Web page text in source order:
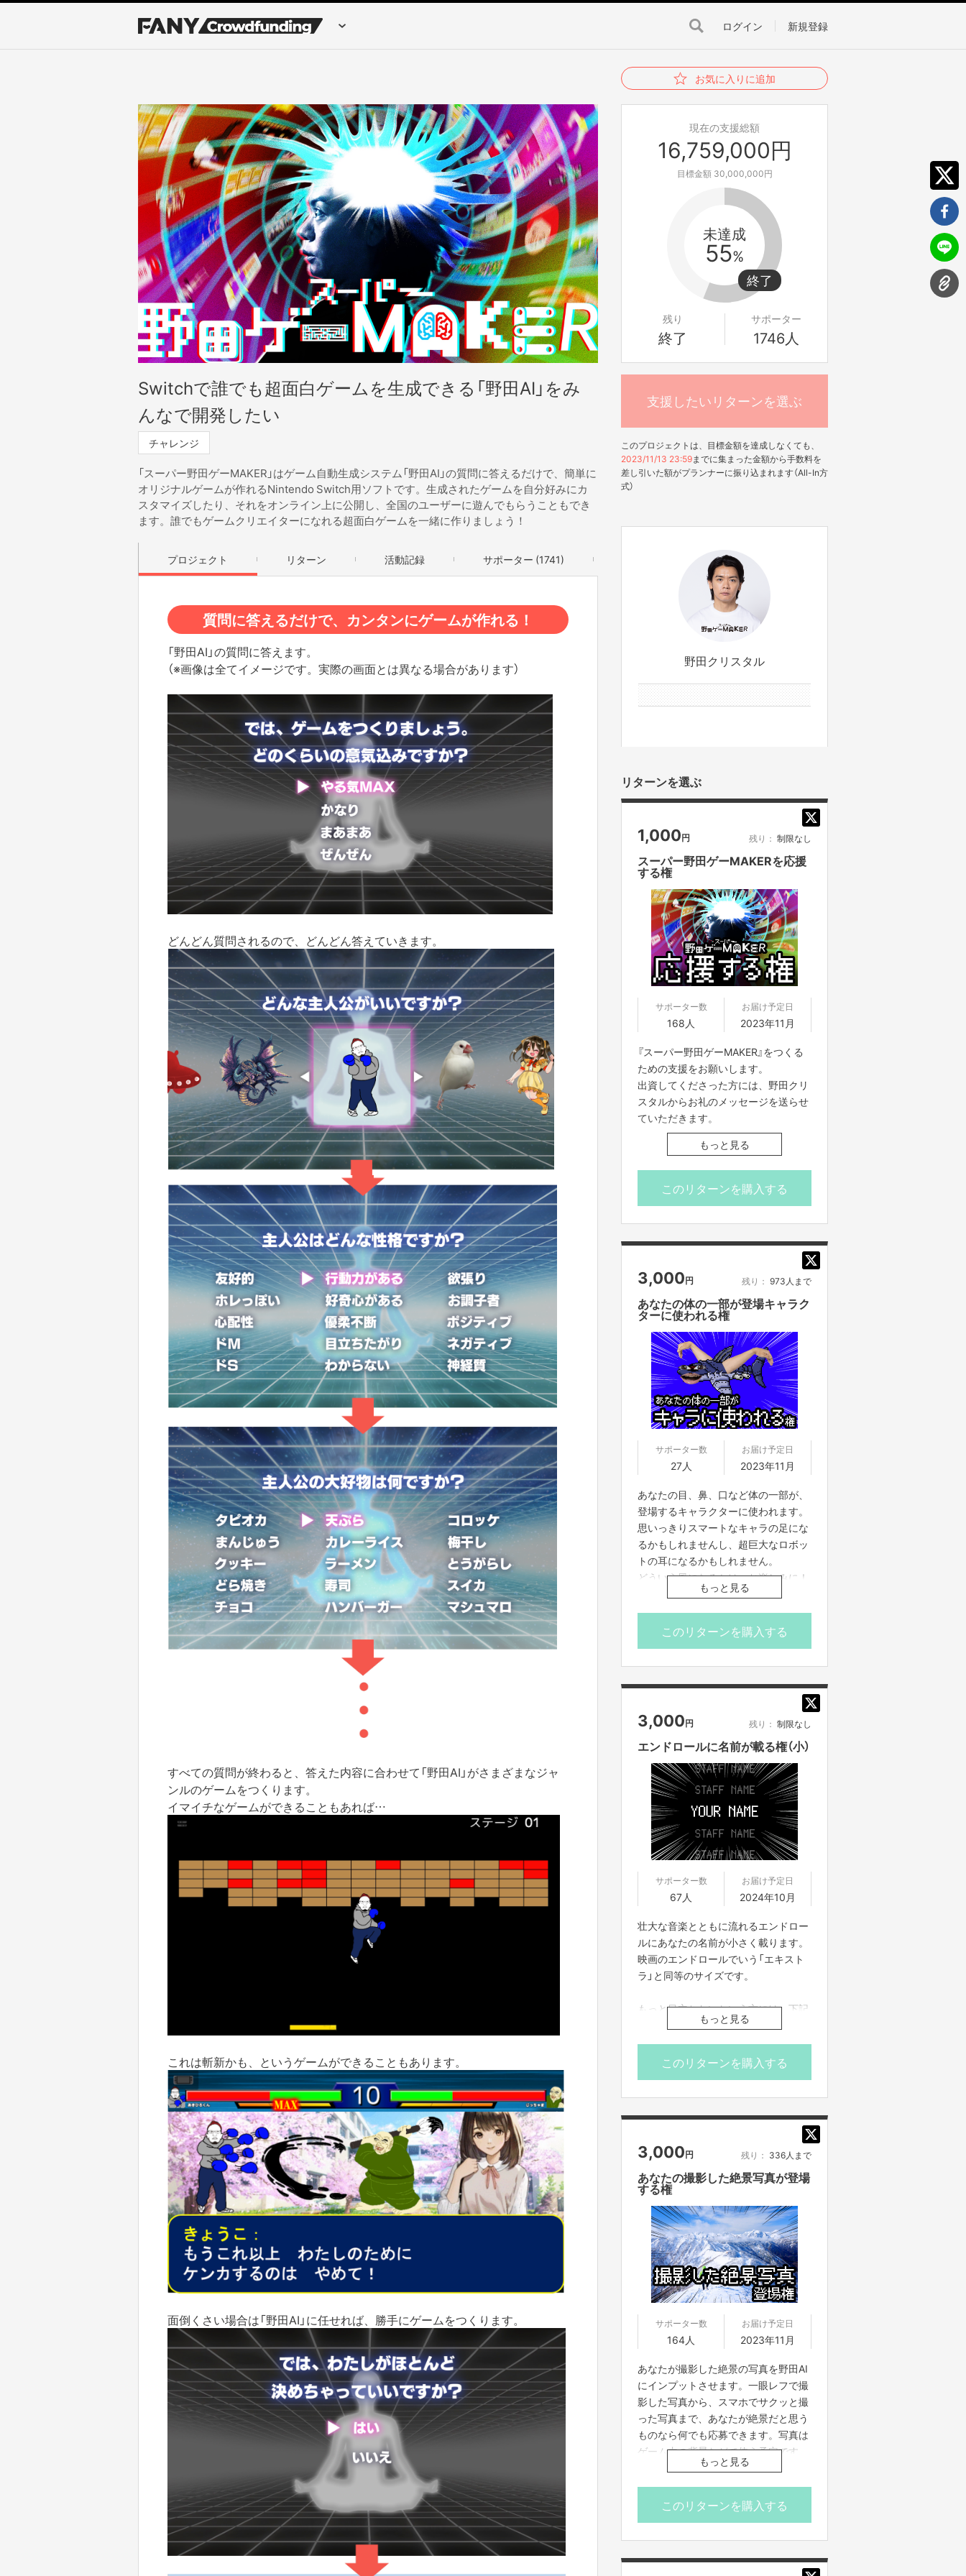
ログイン 新規登録
お気に入りに追加
Switchで誰でも超面白ゲームを生成できる「野田AI」をみ
んなで開発したい
チャレンジ
「スーパー野田ゲーMAKER」はゲーム自動生成システム「野田AI」の質問に答えるだけで、簡単に
オリジナルゲームが作れるNintendo Switch用ソフトです。生成されたゲームを自分好みにカ
スタマイズしたり、それをオンライン上に公開し、全国のユーザーに遊んでもらうこともでき
ます。誰でもゲームクリエイターになれる超面白ゲームを一緒に作りましょう！
現在の支援総額
16,759,000円
目標金額 30,000,000円
未達成
55%
残り
終了
サポーター
1746人
支援したいリターンを選ぶ
このプロジェクトは、目標金額を達成しなくても、
2023/11/13 23:59までに集まった金額から手数料を
差し引いた額がプランナーに振り込まれます（All-In方
式）
プロジェクト リターン 活動記録 サポーター (1741)
質問に答えるだけで、カンタンにゲームが作れる！
「野田AI」の質問に答えます。
（※画像は全てイメージです。実際の画面とは異なる場合があります）
どんどん質問されるので、どんどん答えていきます。
すべての質問が終わると、答えた内容に合わせて「野田AI」がさまざまなジャ
ンルのゲームをつくります。
イマイチなゲームができることもあれば…
これは斬新かも、というゲームができることもあります。
面倒くさい場合は「野田AI」に任せれば、勝手にゲームをつくります。
野田クリスタル
リターンを選ぶ
1,000円 残り： 制限なし
スーパー野田ゲーMAKERを応援
する権
サポーター数
168人
お届け予定日
2023年11月
『スーパー野田ゲーMAKER』をつくる
ための支援をお願いします。
出資してくださった方には、野田クリ
スタルからお礼のメッセージを送らせ
ていただきます。
ご案内は全てFANY Crowdfundingメ
ッセージ機能、もしくはご入力いただ
いたメールアドレスへお送りさせてい
※お届け予定日はゲームの開発状況に
より変更になる可能性がございます。
もっと見る
このリターンを購入する
3,000円 残り： 973人まで
あなたの体の一部が登場キャラク
ターに使われる権
サポーター数
27人
お届け予定日
2023年11月
あなたの目、鼻、口など体の一部が、
登場するキャラクターに使われます。
思いっきりスマートなキャラの足にな
るかもしれませんし、超巨大なロボッ
トの耳になるかもしれません。
どういう風になるかは、お楽しみに！
このリターン品は口数を追加する可能
性がございます。
・目
・口
・耳
・足
ご案内は全てFANY Crowdfundingメ
ッセージ機能、もしくはご入力いただ
いたメールアドレスへお送りさせてい
ただきます。
※お一人様で何口でも購入できます。
※ご自身を撮影した写真でご応募くだ
さい。
※写真の対象となるご本人から、『スー
パー野田ゲーMAKER』での使用を許可
されたものも応募可能です。
目・鼻・口・耳・腕・足のどれか）」の
みとなります。
※お送りいただいた写真に問題が見つ
かった場合、こちらで加工させていた
※後日、専用の投稿フォームをご案内
※納品形式は、jpgまたはpng形式のデ
ジタルデータでお願いします。
※『スーパー野田ゲーPARTY』『スーパ
ー野田ゲーWORLD』で提供いただいた
作品も応募可能です。
※サイズなどの詳細は、後日お伝えさ
せていただきます。
※商品名・会社名・サービス名を表示
させるなど、広告宣伝に使用すること
はできません。
※お届け予定日はゲームの開発状況に
より変更になる可能性がございます。
もっと見る
このリターンを購入する
3,000円 残り： 制限なし
エンドロールに名前が載る権（小）
サポーター数
67人
お届け予定日
2024年10月
壮大な音楽とともに流れるエンドロー
ルにあなたの名前が小さく載ります。
映画のエンドロールでいう「エキスト
ラ」と同等のサイズです。
もっと目立ちたいという方には、下記
のリターン品もご用意しています。
▶エンドロールにあなたの名前が載る
権（中）
文字数は15文字前後の制限をさせてい
ご案内は全てFANY Crowdfundingメ
ッセージ機能、もしくはご入力いただ
いたメールアドレスへお送りさせてい
ただきます。
※後日、専用の投稿フォームをご案内
いたします。掲載したいお名前は、そ
のフォームから投稿していただきま
す。
※何か問題がある場合は、変更をお願
いする可能性があります。
させるなど、広告宣伝に使用すること
はできません。
※お届け予定日はゲームの開発状況に
より変更になる可能性がございます。
もっと見る
このリターンを購入する
3,000円 残り： 336人まで
あなたの撮影した絶景写真が登場
する権
サポーター数
164人
お届け予定日
2023年11月
あなたが撮影した絶景の写真を野田AI
にインプットさせます。一眼レフで撮
影した写真から、スマホでサクッと撮
った写真まで、あなたが絶景だと思う
ものなら何でも応募できます。写真は
ゲーム内の背景などで使う予定です
が、正直、集まってからでないと、ど
う使うかはわかりません。世界中のプ
レイヤーをあなたの絶景写真で感動さ
性がございます。
もっと見る
このリターンを購入する